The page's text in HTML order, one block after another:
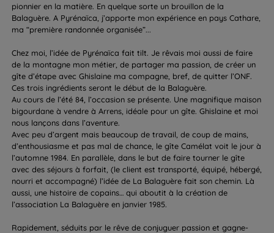
pionnier en la matière. En quelque sorte un brouillon de la
Balaguère. A Pyrénaïca, j’apporte mon expérience en pays Cathare,
ma “première randonnée organisée”...
Chez moi, l’idée de Pyrénaïca fait tilt. Je rêvais moi aussi de faire
de la montagne mon métier, de partager ma passion, de créer un
gîte d’étape avec Ghislaine ma compagne, bref, de quitter l’ONF.
Ces trois ingrédients seront le début de la Balaguère.
Au cours de l’été 84, l’occasion se présente. Une magnifique maison
bigourdane à vendre à Arrens, idéale pour un gîte. Ghislaine et moi
nous lançons dans l’aventure.
Avec peu d’argent mais beaucoup de travail, de coup de mains,
d’enthousiasme et pas mal de chance, le gîte Camélat voit le jour à
l’automne 1984. En parallèle, dans le but de faire tourner le gîte
avec des séjours à forfait, (le client est transporté, équipé, hébergé,
nourri et accompagné) l’idée de La Balaguère fait son chemin. Là
aussi, une histoire de copains… qui aboutit à la création de
l’association La Balaguère en janvier 1985.
Rapidement, séduits par le rêve de conjuguer passion et gagne-